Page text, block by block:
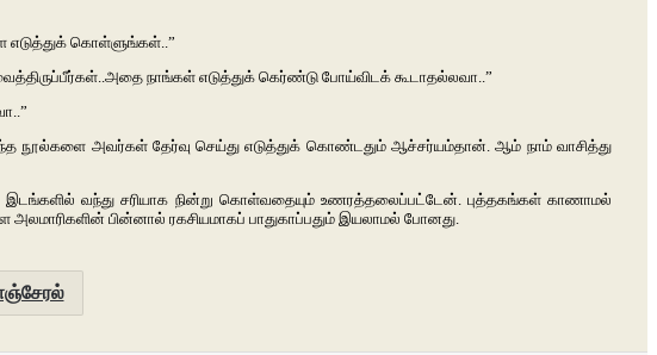
எடுத்துக் கொள்ளுங்கள்..”
நாங்கள் எடுத்துக் கெர்ண்டு போய்விடக் கூடாதல்லவா..”
நூல்களை அவர்கள் தேர்வு செய்து எடுத்துக் கொண்டதும் ஆச்சர்யம்தான். ஆம் நாம் வாசித்து
இடங்களில் வந்து சரியாக நின்று கொள்வதையும் உணரத்தலைப்பட்டேன். புத்தகங்கள் காணாமல்
பின்னால் ரகசியமாகப் பாதுகாப்பதும் இயலாமல் போனது.